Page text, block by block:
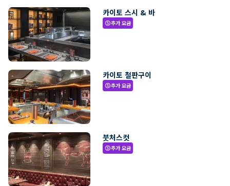
카이토 스시 & 바
paid추가 요금
카이토 철판구이
paid추가 요금
붓처스컷
paid추가 요금